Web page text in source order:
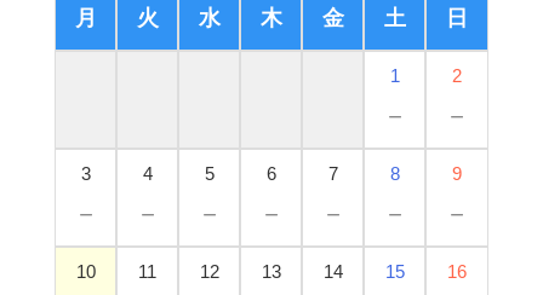
月 火 水 木 金 土 日
1
－
2
－
3
－
4
－
5
－
6
－
7
－
8
－
9
－
10 11 12 13 14 15 16